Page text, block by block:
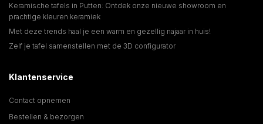
Keramische tafels in Putten: Ontdek onze nieuwe showroom en
prachtige kleuren keramiek
Met deze trends haal je een warm en gezellig najaar in huis!
Zelf je tafel samenstellen met de 3D configurator
Klantenservice
Contact opnemen
Bestellen & bezorgen